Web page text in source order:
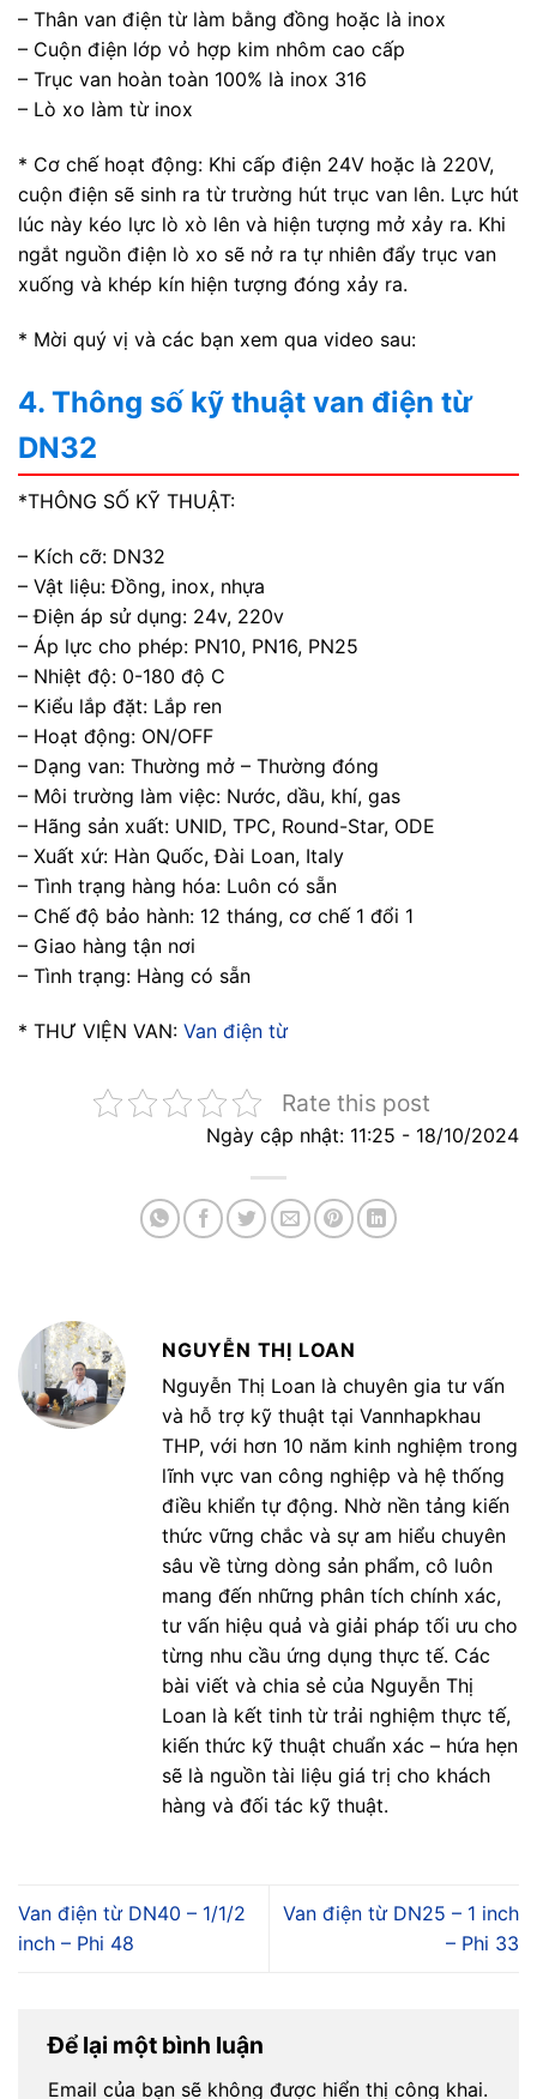
– Thân van điện từ làm bằng đồng hoặc là inox
– Cuộn điện lớp vỏ hợp kim nhôm cao cấp
– Trục van hoàn toàn 100% là inox 316
– Lò xo làm từ inox
* Cơ chế hoạt động: Khi cấp điện 24V hoặc là 220V,
cuộn điện sẽ sinh ra từ trường hút trục van lên. Lực hút
lúc này kéo lực lò xò lên và hiện tượng mở xảy ra. Khi
ngắt nguồn điện lò xo sẽ nở ra tự nhiên đẩy trục van
xuống và khép kín hiện tượng đóng xảy ra.
* Mời quý vị và các bạn xem qua video sau:
4. Thông số kỹ thuật van điện từ
DN32
*THÔNG SỐ KỸ THUẬT:
– Kích cỡ: DN32
– Vật liệu: Đồng, inox, nhựa
– Điện áp sử dụng: 24v, 220v
– Áp lực cho phép: PN10, PN16, PN25
– Nhiệt độ: 0-180 độ C
– Kiểu lắp đặt: Lắp ren
– Hoạt động: ON/OFF
– Dạng van: Thường mở – Thường đóng
– Môi trường làm việc: Nước, dầu, khí, gas
– Hãng sản xuất: UNID, TPC, Round-Star, ODE
– Xuất xứ: Hàn Quốc, Đài Loan, Italy
– Tình trạng hàng hóa: Luôn có sẵn
– Chế độ bảo hành: 12 tháng, cơ chế 1 đổi 1
– Giao hàng tận nơi
– Tình trạng: Hàng có sẵn
* THƯ VIỆN VAN: Van điện từ
Rate this post
Ngày cập nhật: 11:25 - 18/10/2024
NGUYỄN THỊ LOAN
Nguyễn Thị Loan là chuyên gia tư vấn
và hỗ trợ kỹ thuật tại Vannhapkhau
THP, với hơn 10 năm kinh nghiệm trong
lĩnh vực van công nghiệp và hệ thống
điều khiển tự động. Nhờ nền tảng kiến
thức vững chắc và sự am hiểu chuyên
sâu về từng dòng sản phẩm, cô luôn
mang đến những phân tích chính xác,
tư vấn hiệu quả và giải pháp tối ưu cho
từng nhu cầu ứng dụng thực tế. Các
bài viết và chia sẻ của Nguyễn Thị
Loan là kết tinh từ trải nghiệm thực tế,
kiến thức kỹ thuật chuẩn xác – hứa hẹn
sẽ là nguồn tài liệu giá trị cho khách
hàng và đối tác kỹ thuật.
Van điện từ DN40 – 1/1/2
inch – Phi 48
Van điện từ DN25 – 1 inch
– Phi 33
Để lại một bình luận
Email của bạn sẽ không được hiển thị công khai.